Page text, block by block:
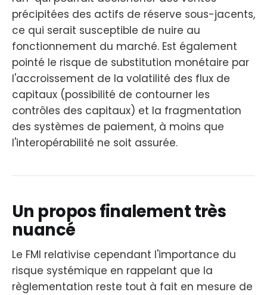
précipitées des actifs de réserve sous-jacents,
ce qui serait susceptible de nuire au
fonctionnement du marché. Est également
pointé le risque de substitution monétaire par
l'accroissement de la volatilité des flux de
capitaux (possibilité de contourner les
contrôles des capitaux) et la fragmentation
des systèmes de paiement, à moins que
l'interopérabilité ne soit assurée.
Un propos finalement très
nuancé
Le FMI relativise cependant l'importance du
risque systémique en rappelant que la
règlementation reste tout à fait en mesure de